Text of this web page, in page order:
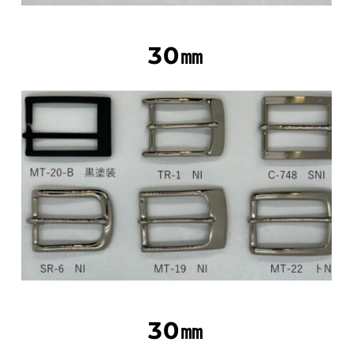
30㎜
30㎜